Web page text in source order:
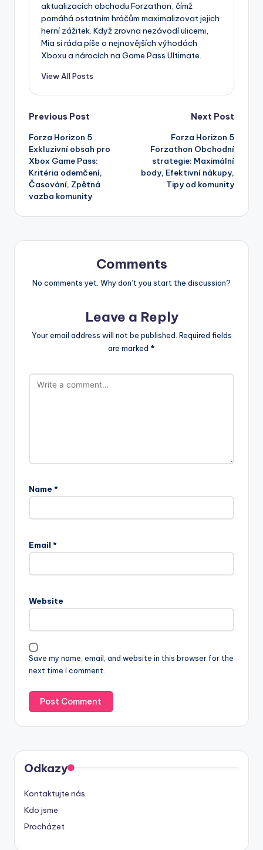
aktualizacích obchodu Forzathon, čímž
pomáhá ostatním hráčům maximalizovat jejich
herní zážitek. Když zrovna nezávodí ulicemi,
Mia si ráda píše o nejnovějších výhodách
Xboxu a nárocích na Game Pass Ultimate.
View All Posts
Post
navigation
Previous Post
Forza Horizon 5
Exkluzivní obsah pro
Xbox Game Pass:
Kritéria odemčení,
Časování, Zpětná
vazba komunity
Next Post
Forza Horizon 5
Forzathon Obchodní
strategie: Maximální
body, Efektivní nákupy,
Tipy od komunity
Comments
No comments yet. Why don’t you start the discussion?
Leave a Reply
Your email address will not be published. Required fields
are marked *
Name *
Email *
Website
Save my name, email, and website in this browser for the
next time I comment.
Odkazy
Kontaktujte nás
Kdo jsme
Procházet